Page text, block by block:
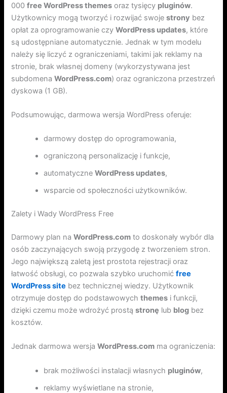
000free WordPress themes oraz tysięcy pluginów.
Użytkownicy mogą tworzyć i rozwijać swojestrony bez
opłat za oprogramowanie czyWordPress updates, które
są udostępniane automatycznie. Jednak w tym modelu
należy się liczyć z ograniczeniami, takimi jak reklamy na
stronie, brak własnej domeny (wykorzystywana jest
subdomenaWordPress.com) oraz ograniczona przestrzeń
dyskowa (1 GB).
Podsumowując, darmowa wersja WordPress oferuje:
darmowy dostęp do oprogramowania,
ograniczoną personalizację i funkcje,
automatyczneWordPress updates,
wsparcie od społeczności użytkowników.
Zalety i Wady WordPress Free
Darmowy plan naWordPress.com to doskonały wybór dla
osób zaczynających swoją przygodę z tworzeniem stron.
Jego największą zaletą jest prostota rejestracji oraz
łatwość obsługi, co pozwala szybko uruchomićfree
WordPress site bez technicznej wiedzy. Użytkownik
otrzymuje dostęp do podstawowychthemes i funkcji,
dzięki czemu może wdrożyć prostąstronę lub blog bez
kosztów.
Jednak darmowa wersjaWordPress.com ma ograniczenia:
brak możliwości instalacji własnych pluginów,
reklamy wyświetlane na stronie,